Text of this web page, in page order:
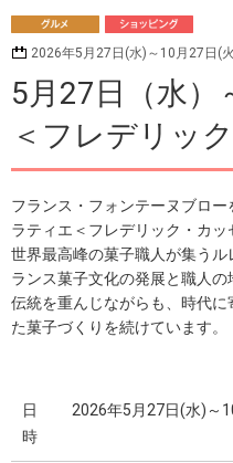
ルメ
ョッピング
2026年5月27日(水)～10月27日(
5月27日（水）
＜フレデリッ
フランス・フォンテーヌブロ
ラティエ＜フレデリック・カッ
世界最高峰の菓子職人が集う
ランス菓子文化の発展と職人の
伝統を重んじながらも、時代
た菓子づくりを続けています。
日
時
2026年5月27日(水)～